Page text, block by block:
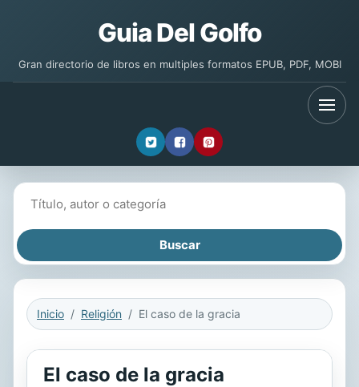
Guia Del Golfo
Gran directorio de libros en multiples formatos EPUB, PDF, MOBI
Inicio Religión El caso de la gracia
El caso de la gracia